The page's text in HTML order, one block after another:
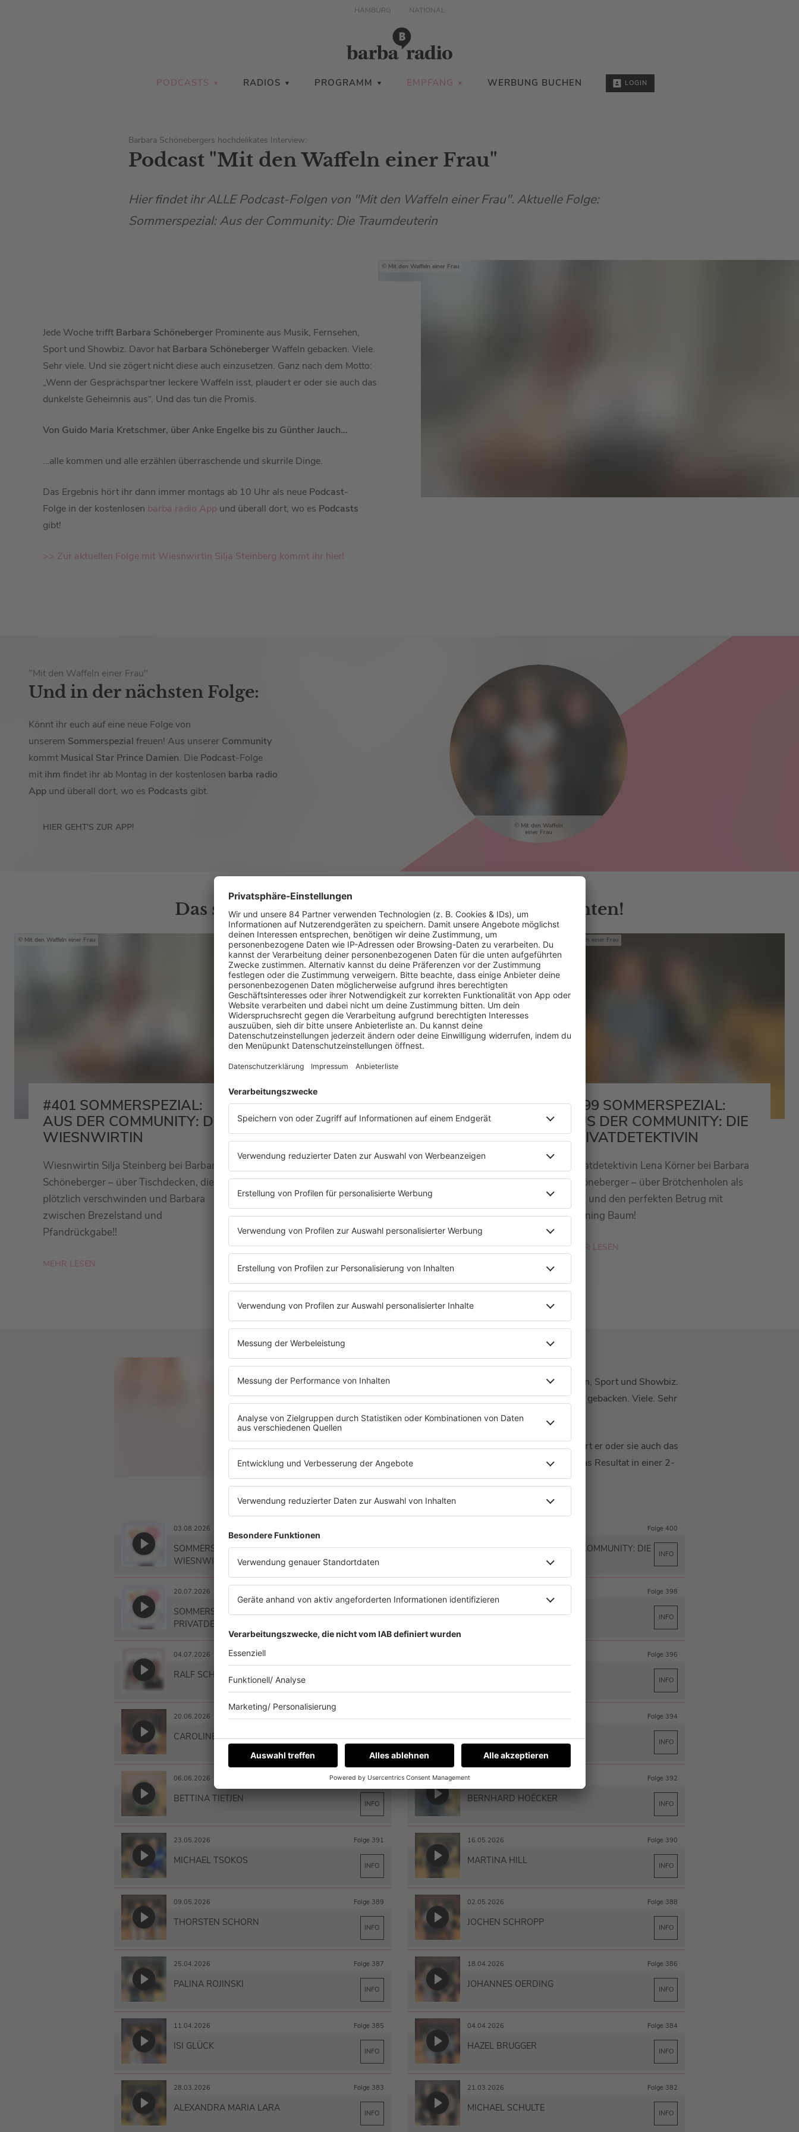
HAMBURG NATIONAL
PODCASTS RADIOS PROGRAMM EMPFANG WERBUNG BUCHEN LOGIN
Barbara Schönebergers hochdelikates Interview:
Podcast "Mit den Waffeln einer Frau"
Hier findet ihr ALLE Podcast-Folgen von "Mit den Waffeln einer Frau". Aktuelle Folge:
Sommerspezial: Aus der Community: Die Traumdeuterin
Mit den Waffeln einer Frau
Jede Woche trifft Barbara Schöneberger Prominente aus Musik, Fernsehen,
Sport und Showbiz. Davor hat Barbara Schöneberger Waffeln gebacken. Viele.
Sehr viele. Und sie zögert nicht diese auch einzusetzen. Ganz nach dem Motto:
„Wenn der Gesprächspartner leckere Waffeln isst, plaudert er oder sie auch das
dunkelste Geheimnis aus“. Und das tun die Promis.
Von Guido Maria Kretschmer, über Anke Engelke bis zu Günther Jauch…
…alle kommen und alle erzählen überraschende und skurrile Dinge.
Das Ergebnis hört ihr dann immer montags ab 10 Uhr als neue Podcast-
Folge in der kostenlosen barba radio App und überall dort, wo es Podcasts
gibt!
>> Zur aktuellen Folge mit Wiesnwirtin Silja Steinberg kommt ihr hier!
"Mit den Waffeln einer Frau"
Und in der nächsten Folge:
Könnt ihr euch auf eine neue Folge von
unserem Sommerspezial freuen! Aus unserer Community
kommt Musical Star Prince Damien. Die Podcast-Folge
mit ihm findet ihr ab Montag in der kostenlosen barba radio
App und überall dort, wo es Podcasts gibt.
HIER GEHT'S ZUR APP! Mit den Waffeln
einer Frau
Das sind die 3 aktuellsten Folgen. Mehr gibt's unten!
Mit den Waffeln einer Frau
#401 SOMMERSPEZIAL:
AUS DER COMMUNITY: DIE
WIESNWIRTIN
Wiesnwirtin Silja Steinberg bei Barbara
Schöneberger – über Tischdecken, die
plötzlich verschwinden und Barbara
zwischen Brezelstand und
Pfandrückgabe!!
MEHR LESEN
Mit den Waffeln einer Frau
#400 SOMMERSPEZIAL:
AUS DER COMMUNITY: DIE
TRAUMDEUTERIN
Barbara Schöneberger – über offene
Toilettentüren, verschwundene
Traumpartner und die Frage, was das
alles soll!
MEHR LESEN
Mit den Waffeln einer Frau
#399 SOMMERSPEZIAL:
AUS DER COMMUNITY: DIE
PRIVATDETEKTIVIN
Privatdetektivin Lena Körner bei Barbara
Schöneberger – über Brötchenholen als
Alibi und den perfekten Betrug mit
Henning Baum!
MEHR LESEN
MIT DEN WAFFELN EINER FRAU
Jedes Wochenende trifft Barbara Schöneberger Prominente aus Musik, Fernsehen, Sport und Showbiz.
Der Unterschied zu allen anderen Talkshows: Barbara Schöneberger hat Waffeln gebacken. Viele. Sehr
viele. Und sie zögert nicht diese auch einzusetzen.
Ganz nach dem Motto: „Wenn der Gesprächspartner leckere Waffeln isst, plaudert er oder sie auch das
dunkelste Geheimnis aus“. Und das tun die Promis. Jedes Wochenende gibt es das Resultat in einer 2-
stündigen Sendung und anschließend hier als Podcast zu hören - viel Spaß!
03.08.2026
SOMMERSPEZIAL: AUS DER COMMUNITY: DIE
WIESNWIRTIN
Folge 400
SOMMERSPEZIAL: AUS DER COMMUNITY: DIE
INFO
20.07.2026
SOMMERSPEZIAL: AUS DER COMMUNITY: DIE
PRIVATDETEKTIVIN
INFO
Folge 398
INFO
04.07.2026
RALF SCHUMACHER
Folge 396
INFO
20.06.2026
CAROLINE FRIER INFO
Folge 394
MAITE KELLY INFO
06.06.2026 Folge 393
BETTINA TIETJEN INFO
30.05.2026 Folge 392
BERNHARD HOËCKER INFO
23.05.2026 Folge 391
MICHAEL TSOKOS INFO
16.05.2026 Folge 390
MARTINA HILL INFO
09.05.2026 Folge 389
THORSTEN SCHORN INFO
02.05.2026 Folge 388
JOCHEN SCHROPP INFO
25.04.2026 Folge 387
PALINA ROJINSKI INFO
18.04.2026 Folge 386
JOHANNES OERDING INFO
11.04.2026 Folge 385
ISI GLÜCK INFO
04.04.2026 Folge 384
HAZEL BRUGGER INFO
28.03.2026 Folge 383
ALEXANDRA MARIA LARA INFO
21.03.2026 Folge 382
MICHAEL SCHULTE INFO